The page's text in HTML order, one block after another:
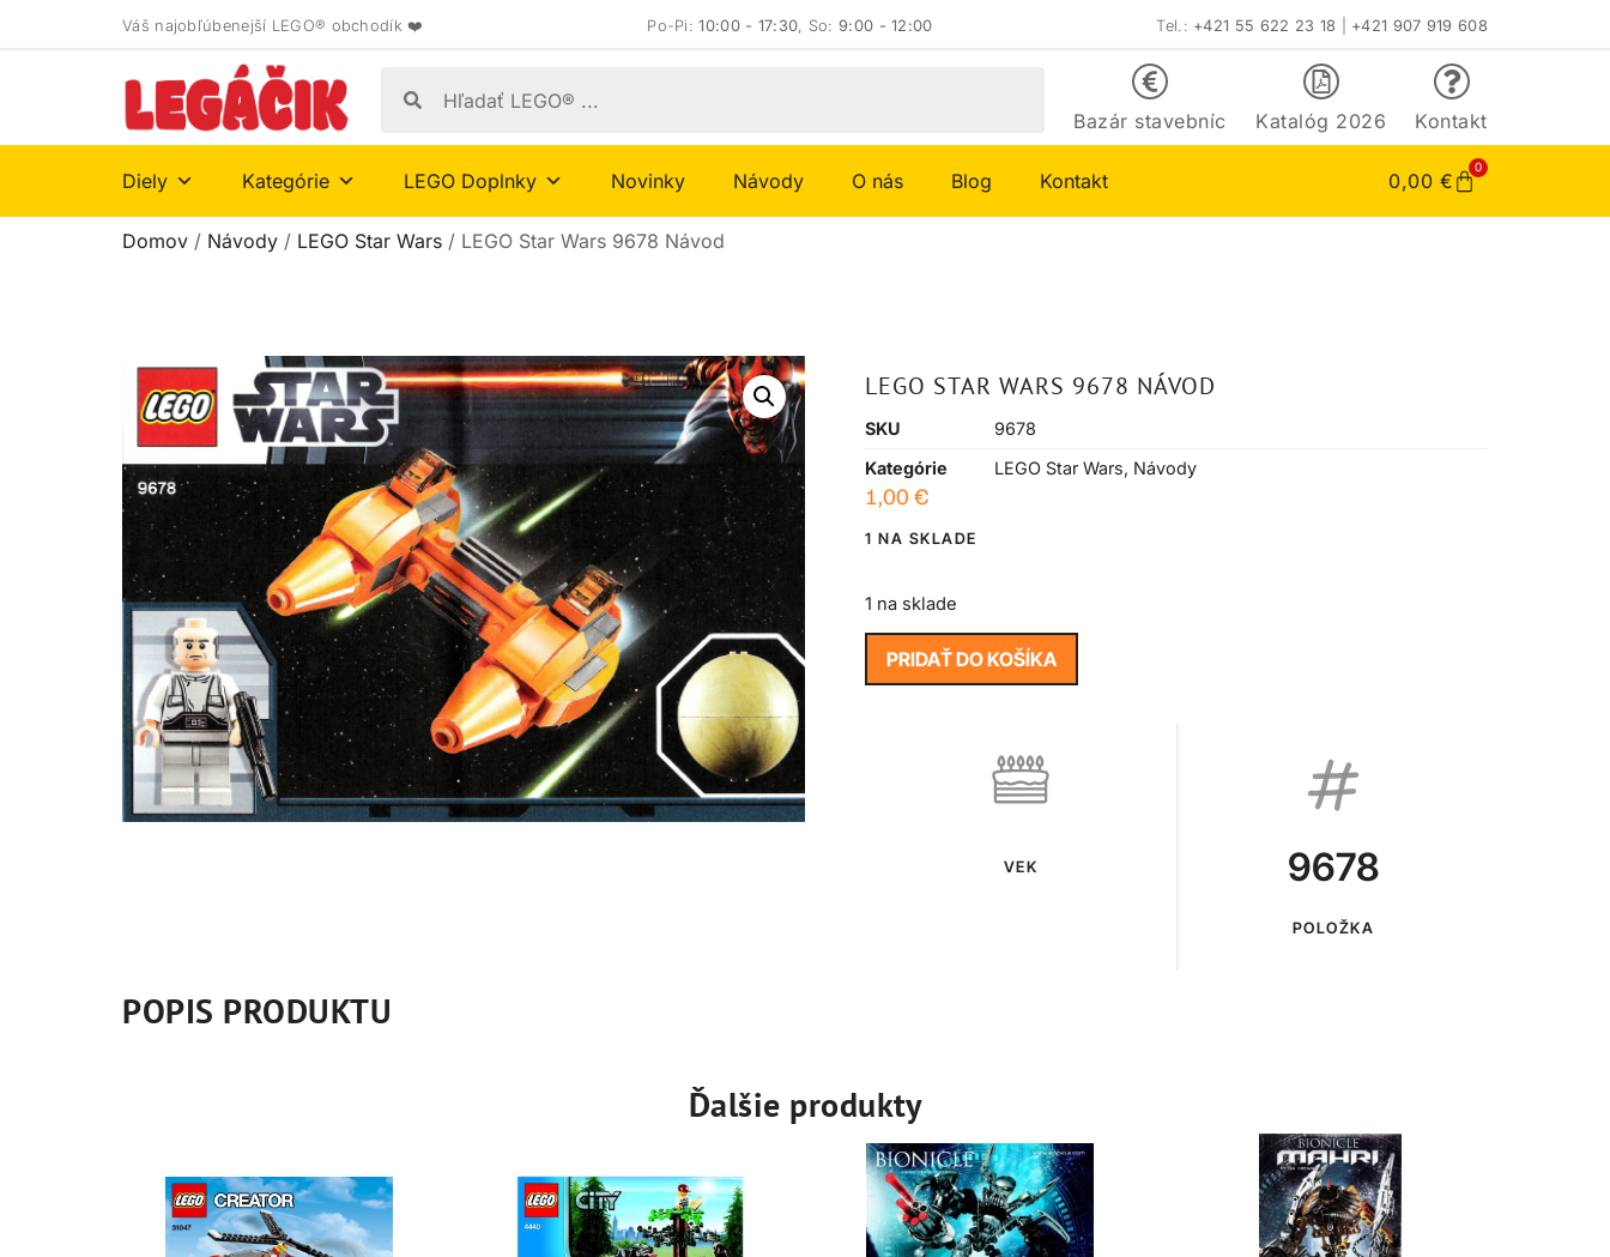
Váš najobľúbenejší LEGO® obchodík ❤️ Po-Pi:10:00 - 17:30, So:9:00 - 12:00 Tel.: +421 55 622 23 18 +421 907 919 608
Bazár stavebníc Katalóg 2026 Kontakt
Diely Kategórie LEGO Doplnky Novinky Návody O nás Blog Kontakt 0,00 €
0
Domov / Návody / LEGO Star Wars / LEGO Star Wars 9678 Návod
LEGO STAR WARS 9678 NÁVOD
SKU
9678
Kategórie
LEGO Star Wars, Návody
1,00 €
1 NA SKLADE
1 na sklade
PRIDAŤ DO KOŠÍKA
VEK 9678
POLOŽKA
POPIS PRODUKTU
Ďalšie produkty